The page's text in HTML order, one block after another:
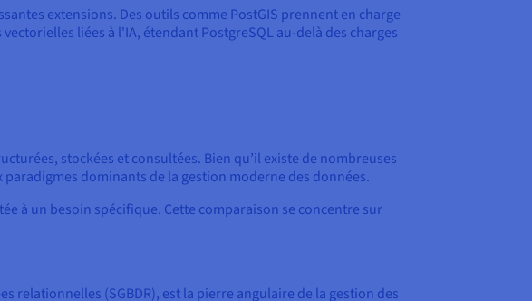
extensions. Des outils comme PostGIS prennent en charge
liées à l'IA, étendant PostgreSQL au-delà des charges
stockées et consultées. Bien qu’il existe de nombreuses
dominants de la gestion moderne des données.
à un besoin spécifique. Cette comparaison se concentre sur
relationnelles (SGBDR), est la pierre angulaire de la gestion des